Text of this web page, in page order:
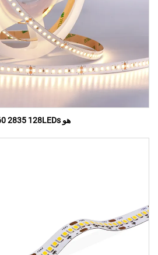
هو W160 2835 128LEDs